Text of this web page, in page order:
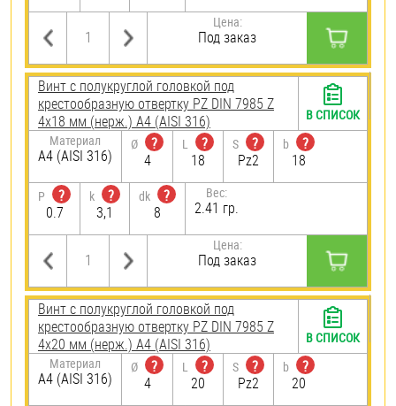
Цена:
Под заказ
Винт с полукруглой головкой под
крестообразную отвертку PZ DIN 7985 Z
4х18 мм (нерж.) A4 (AISI 316)
Материал
A4 (AISI 316)
Ø
?
4
L
?
18
S
?
Pz2
b
?
18
P
?
0.7
k
?
3,1
dk
?
8
Вес:
2.41 гр.
Цена:
Под заказ
В СПИСОК
Винт с полукруглой головкой под
крестообразную отвертку PZ DIN 7985 Z
4х20 мм (нерж.) A4 (AISI 316)
Материал
A4 (AISI 316)
Ø
?
4
L
?
20
S
?
Pz2
b
?
20
В СПИСОК